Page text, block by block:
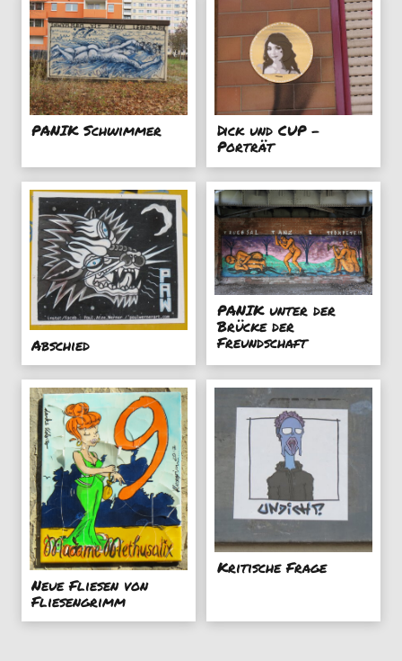
PANIK Schwimmer Dick und CUP -
Porträt
Abschied
PANIK unter der
Brücke der
Freundschaft
Neue Fliesen von
Fliesengrimm
Kritische Frage